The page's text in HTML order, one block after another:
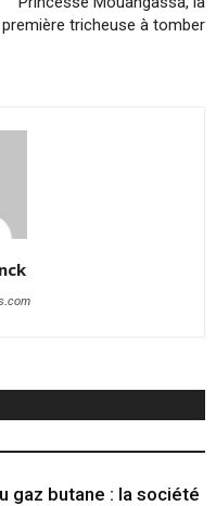
première tricheuse à tomber
gaz butane : la société